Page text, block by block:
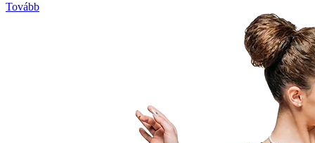
Tovább